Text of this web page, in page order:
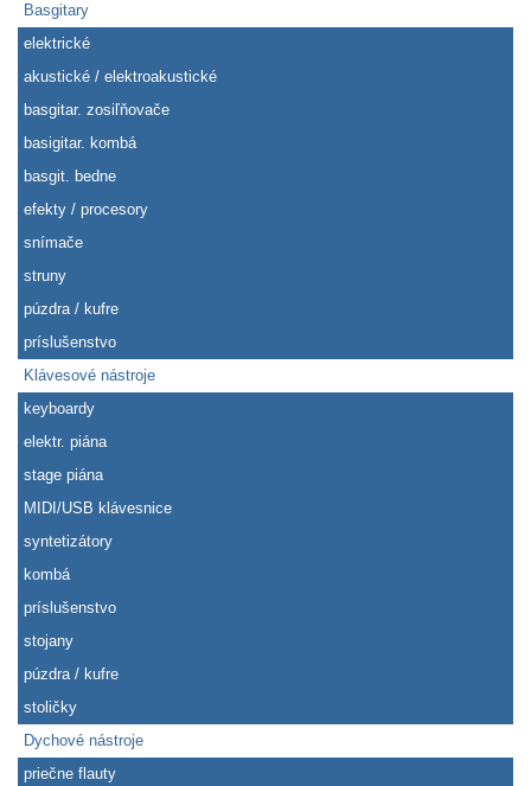
Basgitary
elektrické
akustické / elektroakustické
basgitar. zosiľňovače
basigitar. kombá
basgit. bedne
efekty / procesory
snímače
struny
púzdra / kufre
príslušenstvo
Klávesové nástroje
keyboardy
elektr. piána
stage piána
MIDI/USB klávesnice
syntetizátory
kombá
príslušenstvo
stojany
púzdra / kufre
stoličky
Dychové nástroje
priečne flauty